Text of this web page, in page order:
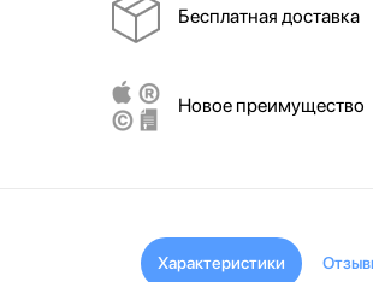
Бесплатная доставка
Новое преимущество
Характеристики